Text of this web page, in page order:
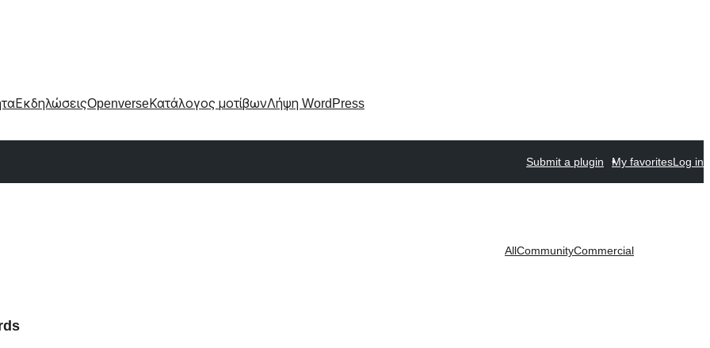
ΕκδηλώσειςOpenverseΚατάλογος μοτίβωνΛήψη WordPress
Submit a plugin My favoritesLog in
AllCommunityCommercial